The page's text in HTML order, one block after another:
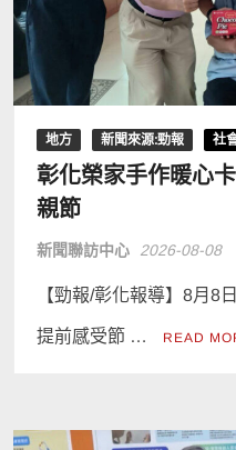
地方 新聞來源:勁報 社
彰化榮家手作暖心
親節
新聞聯訪中心 2026-08-08
【勁報/彰化報導】8月8
提前感受節 … READ